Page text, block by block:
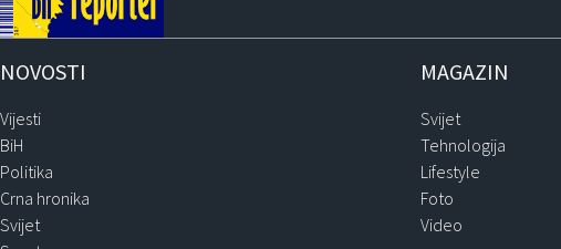
NOVOSTI
Vijesti
BiH
Politika
Crna hronika
Svijet
MAGAZIN
Svijet
Tehnologija
Lifestyle
Foto
Video